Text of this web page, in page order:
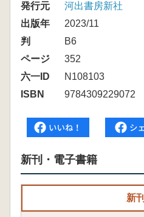
発行元
河出書房新社
出版年
2023/11
判
B6
ページ
352
六一ID
N108103
ISBN
9784309229072
新刊・電子書籍
新刊